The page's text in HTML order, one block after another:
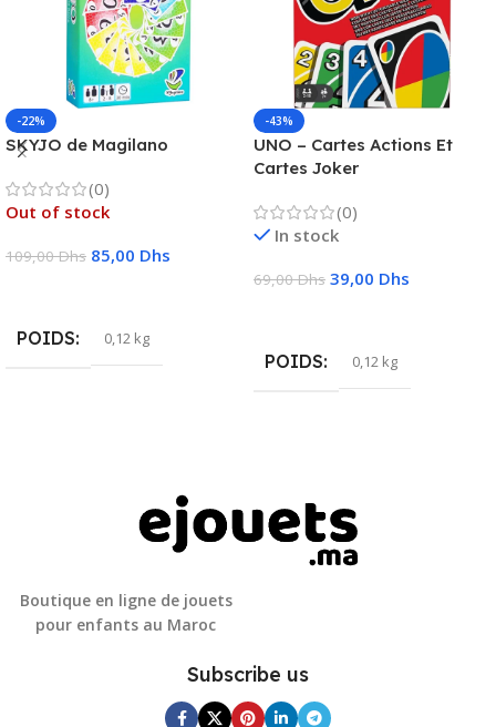
-22%
SKYJO de Magilano
(0)
Out of stock
109,00Dhs 85,00 Dhs
POIDS 0,12 kg
-43%
UNO – Cartes Actions Et
Cartes Joker
(0)
In stock
69,00Dhs 39,00 Dhs
POIDS 0,12 kg
Boutique en ligne de jouets
pour enfants au Maroc
Subscribe us